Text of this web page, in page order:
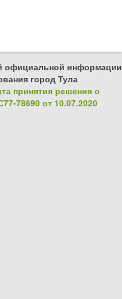
официальной информации
город Тула
принятия решения о
78690 от 10.07.2020